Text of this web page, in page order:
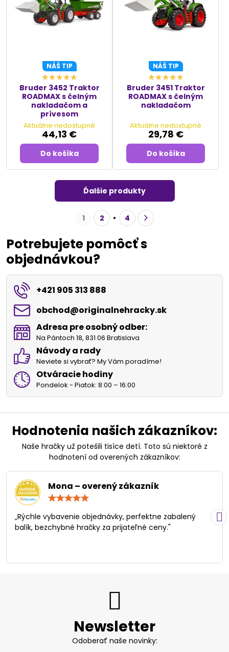
NÁŠ TIP
Bruder 3452 Traktor
ROADMAX s čelným
nakladačom a
prívesom
Aktuálne nedostupné
44,13 €
Do košíka
NÁŠ TIP
Bruder 3451 Traktor
ROADMAX s čelným
nakladačom
Aktuálne nedostupné
29,78 €
Do košíka
Ďalšie produkty
1 2 4
Potrebujete pomôcť s
objednávkou?
+421 905 313 888
obchod​@originalnehracky​.sk
Adresa pre osobný odber:
Na Pántoch 18, 831 06 Bratislava
Návody a rady
Neviete si vybrať? My Vám poradíme!
Otváracie hodiny
Pondelok - Piatok: 8:00 – 16:00
Hodnotenia našich zákazníkov:
Naše hračky už potešili tisíce detí. Toto sú niektoré z
hodnotení od overených zákazníkov:
Mona – overený zákazník
/
5
„Rýchle vybavenie objednávky, perfektne zabalený
balík, bezchybné hračky za prijateľné ceny."
Newsletter
Odoberať naše novinky: